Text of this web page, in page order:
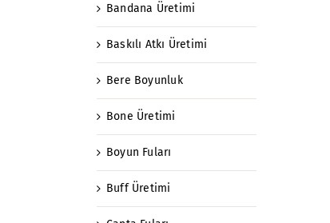
Bandana Üretimi
Baskılı Atkı Üretimi
Bere Boyunluk
Bone Üretimi
Boyun Fuları
Buff Üretimi